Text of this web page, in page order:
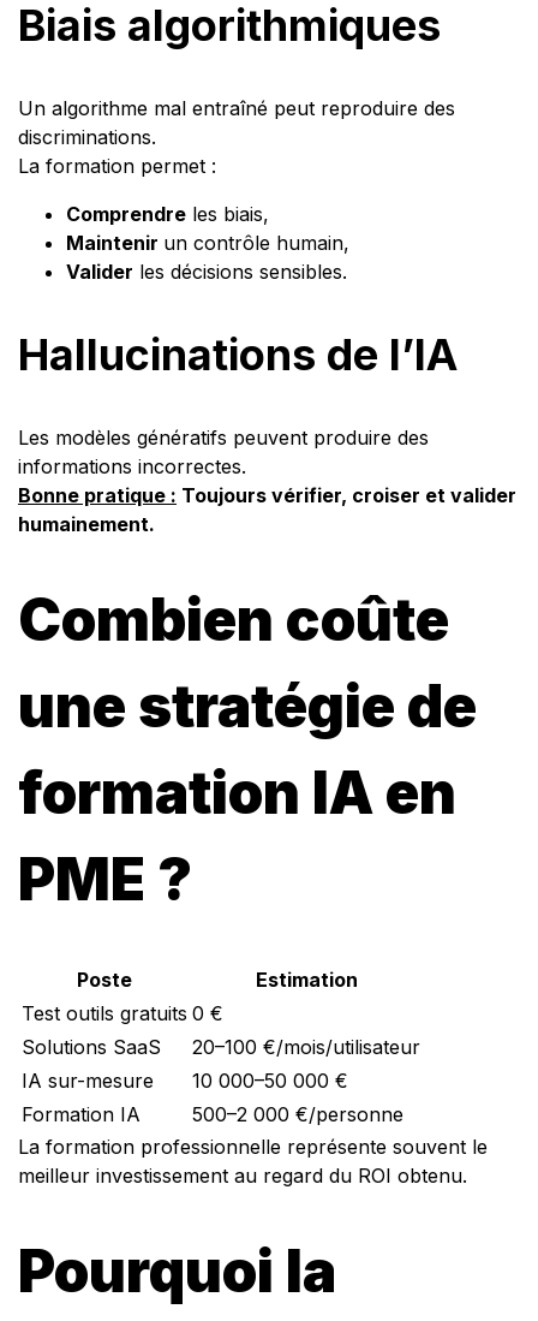
Biais algorithmiques
Un algorithme mal entraîné peut reproduire des
discriminations.
La formation permet :
Comprendre les biais,
Maintenir un contrôle humain,
Valider les décisions sensibles.
Hallucinations de l’IA
Les modèles génératifs peuvent produire des
informations incorrectes.
Bonne pratique : Toujours vérifier, croiser et valider
humainement.
Combien coûte
une stratégie de
formation IA en
PME ?
Poste
Estimation
Test outils gratuits 0 €
Solutions SaaS
20–100 €/mois/utilisateur
IA sur-mesure
10 000–50 000 €
Formation IA
500–2 000 €/personne
La formation professionnelle représente souvent le
meilleur investissement au regard du ROI obtenu.
Pourquoi la